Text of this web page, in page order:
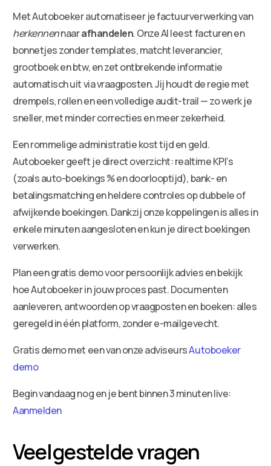
Met Autoboeker automatiseer je factuurverwerking van
herkennennaarafhandelen. Onze AI leest facturen en
bonnetjes zonder templates, matcht leverancier,
grootboek en btw, en zet ontbrekende informatie
automatisch uit via vraagposten. Jij houdt de regie met
drempels, rollen en een volledige audit-trail — zo werk je
sneller, met minder correcties en meer zekerheid.
Een rommelige administratie kost tijd en geld.
Autoboeker geeft je direct overzicht: realtime KPI’s
(zoals auto-boekings % en doorlooptijd), bank- en
betalingsmatching en heldere controles op dubbele of
afwijkende boekingen. Dankzij onze koppelingen is alles in
enkele minuten aangesloten en kun je direct boekingen
verwerken.
Plan een gratis demo voor persoonlijk advies en bekijk
hoe Autoboeker in jouw proces past. Documenten
aanleveren, antwoorden op vraagposten en boeken: alles
geregeld in één platform, zonder e-mailgevecht.
Gratis demo met een van onze adviseursAutoboeker
demo
Begin vandaag nog en je bent binnen 3 minuten live:
Aanmelden
Veelgestelde vragen